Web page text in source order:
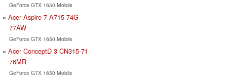
GeForce GTX 1650 Mobile
Acer Aspire 7 A715-74G-
77AW
GeForce GTX 1650 Mobile
Acer ConceptD 3 CN315-71-
76MR
GeForce GTX 1650 Mobile